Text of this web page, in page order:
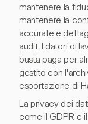
mantenere la
mantenere la
accurate e
audit. I datori di
busta paga per
gestito con
esportazione di
La privacy dei
come il GDPR e